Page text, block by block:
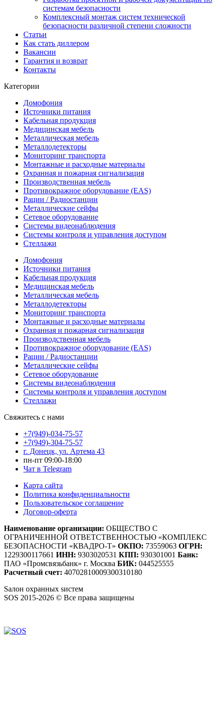
системам безопасности
Комплексный монтаж систем технической
безопасности различной степени сложности
Статьи
Как стать диллером
Вакансии
Гарантия и возврат
Контакты
Категории
Домофония
Источники питания
Кабельная продукция
Медицинская мебель
Металлическая мебель
Металлодетекторы
Мониторинг транспорта
Монтажные и расходные материалы
Охранная и пожарная сигнализация
Производственная мебель
Противокражное оборудование (EAS)
Рации / Радиостанции
Металлические сейфы
Сетевое оборудование
Системы видеонаблюдения
Системы контроля и управления доступом
Стеллажи
Домофония
Источники питания
Кабельная продукция
Медицинская мебель
Металлическая мебель
Металлодетекторы
Мониторинг транспорта
Монтажные и расходные материалы
Охранная и пожарная сигнализация
Производственная мебель
Противокражное оборудование (EAS)
Рации / Радиостанции
Металлические сейфы
Сетевое оборудование
Системы видеонаблюдения
Системы контроля и управления доступом
Стеллажи
Свяжитесь с нами
+7(949)-034-75-57
+7(949)-304-75-57
г. Донецк, ул. Артема 43
пн-пт 09:00-18:00
Чат в Telegram
Карта сайта
Политика конфиденциальности
Пользовательское соглашение
Договор-оферта
Наименование организации: ОБЩЕСТВО С
ОГРАНИЧЕННОЙ ОТВЕТСТВЕННОСТЬЮ «КОМПЛЕКС
БЕЗОПАСНОСТИ «КВАДРО-Т» ОКПО: 73559063 ОГРН:
1229300117661 ИНН: 9303020531 КПП: 930301001 Банк:
ПАО «Промсвязьбанк» г. Москва БИК: 044525555
Расчетный счет: 40702810009300310180
Sалон охранных sистем
SOS 2015-2026 © Все права защищены